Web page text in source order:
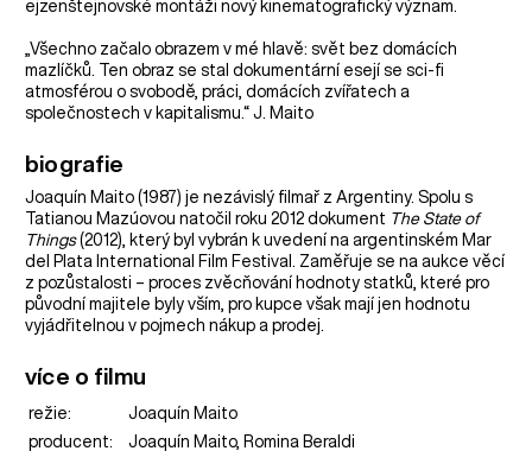
ejzenštejnovské montáži nový kinematografický význam.
„Všechno začalo obrazem v mé hlavě: svět bez domácích
mazlíčků. Ten obraz se stal dokumentární esejí se sci-fi
atmosférou o svobodě, práci, domácích zvířatech a
společnostech v kapitalismu.“ J. Maito
biografie
Joaquín Maito (1987) je nezávislý filmař z Argentiny. Spolu s
Tatianou Mazúovou natočil roku 2012 dokument The State of
Things(2012), který byl vybrán k uvedení na argentinském Mar
del Plata International Film Festival. Zaměřuje se na aukce věcí
z pozůstalosti – proces zvěcňování hodnoty statků, které pro
původní majitele byly vším, pro kupce však mají jen hodnotu
vyjádřitelnou v pojmech nákup a prodej.
více o filmu
režie:
Joaquín Maito
producent:
Joaquín Maito, Romina Beraldi